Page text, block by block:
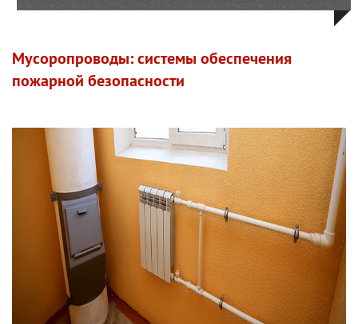
Мусоропроводы: системы обеспечения
пожарной безопасности